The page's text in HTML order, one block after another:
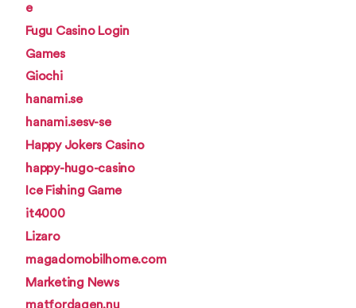
e
Fugu Casino Login
Games
Giochi
hanami.se
hanami.sesv-se
Happy Jokers Casino
happy-hugo-casino
Ice Fishing Game
it4000
Lizaro
magadomobilhome.com
Marketing News
matfordagen.nu